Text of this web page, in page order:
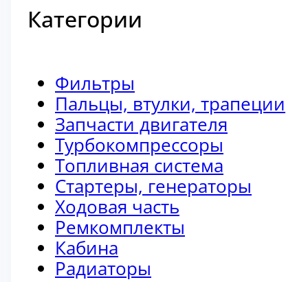
Категории
Фильтры
Пальцы, втулки, трапеции
Запчасти двигателя
Турбокомпрессоры
Топливная система
Стартеры, генераторы
Ходовая часть
Ремкомплекты
Кабина
Радиаторы